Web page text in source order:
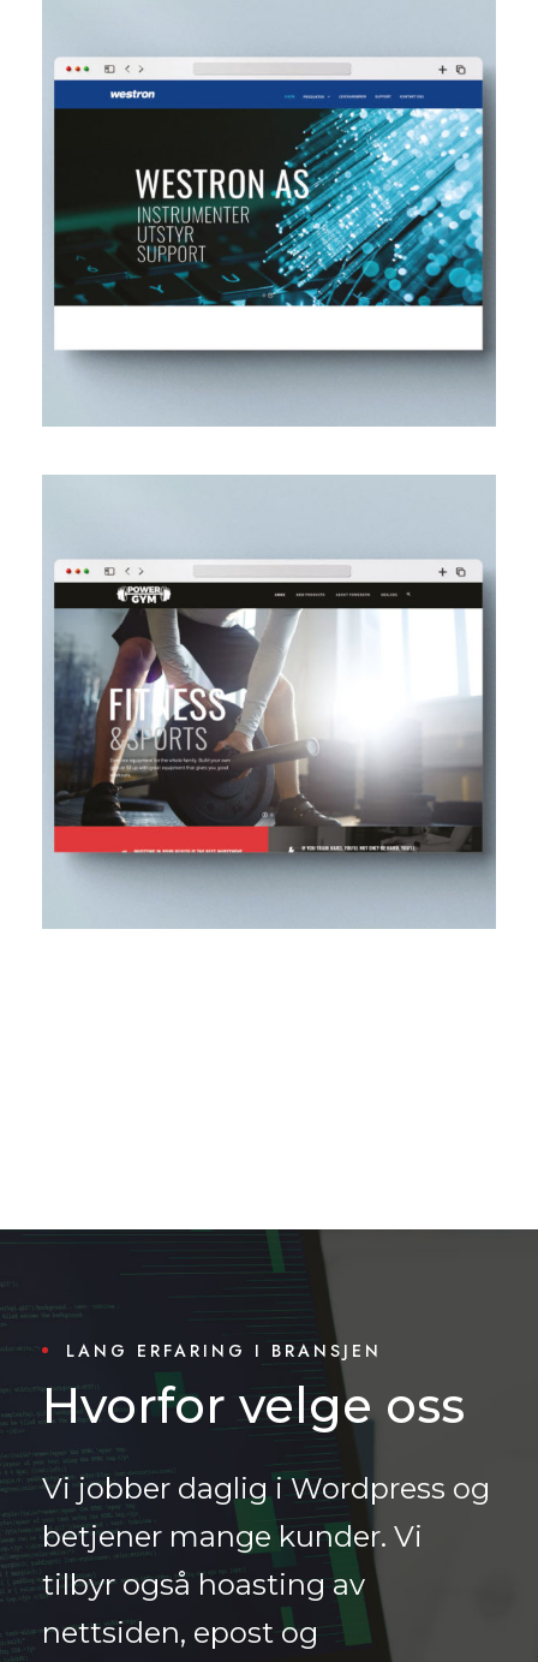
LANG ERFARING I BRANSJEN
Hvorfor velge oss
Vi jobber daglig i Wordpress og
betjener mange kunder. Vi
tilbyr også hoasting av
nettsiden, epost og